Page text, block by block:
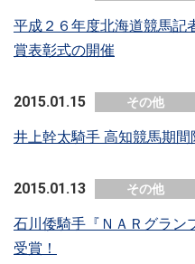
平成２６年度北海道競馬記
賞表彰式の開催
2015.01.15 その他
井上幹太騎手 高知競馬期間
2015.01.13 その他
石川倭騎手『ＮＡＲグラン
受賞！